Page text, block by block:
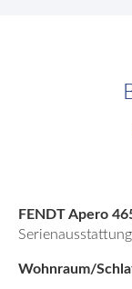
FENDT Apero
Wohnraum/